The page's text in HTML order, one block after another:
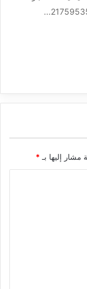
مشار إليها بـ*